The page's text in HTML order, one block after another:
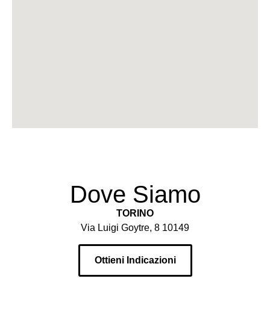
Dove Siamo
TORINO
Via Luigi Goytre, 8 10149
Ottieni Indicazioni